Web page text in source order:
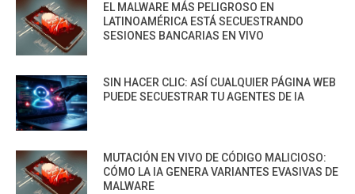
EL MALWARE MÁS PELIGROSO EN
LATINOAMÉRICA ESTÁ SECUESTRANDO
SESIONES BANCARIAS EN VIVO
SIN HACER CLIC: ASÍ CUALQUIER PÁGINA WEB
PUEDE SECUESTRAR TU AGENTES DE IA
MUTACIÓN EN VIVO DE CÓDIGO MALICIOSO:
CÓMO LA IA GENERA VARIANTES EVASIVAS DE
MALWARE